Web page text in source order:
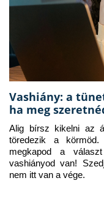
Vashiány: a
ha meg
Alig bírsz kikelni az
töredezik a körmöd.
megkapod a
vashiányod van!
nem itt van a vége.